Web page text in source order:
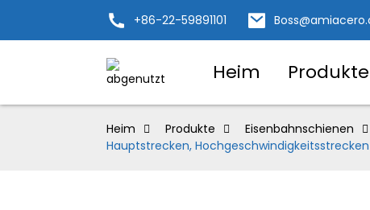
+86-22-59891101
Heim Produkte
Heim Produkte Eisenbahnschienen
Hauptstrecken,